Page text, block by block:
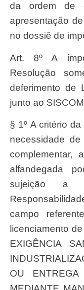
da ordem de
apresentação
no dossiê de
Art. 8º A importação nos termos desta
Resolução
deferimento de
junto ao
§ 1º A critério
necessidade
complementar,
alfandegada
sujeição a
campo
licenciamento
EXIGÊNCIA
OU ENTREGA